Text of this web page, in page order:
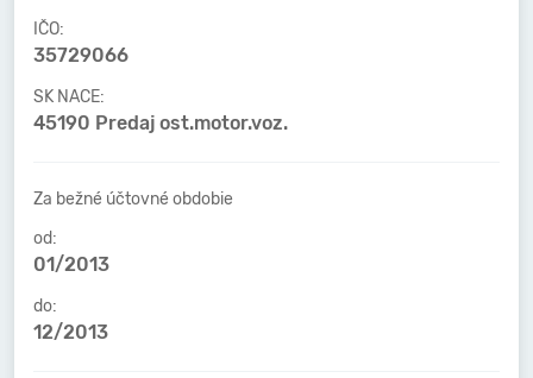
IČO:
35729066
SK NACE:
45190 Predaj ost.motor.voz.
Za bežné účtovné obdobie
od:
01/2013
do:
12/2013